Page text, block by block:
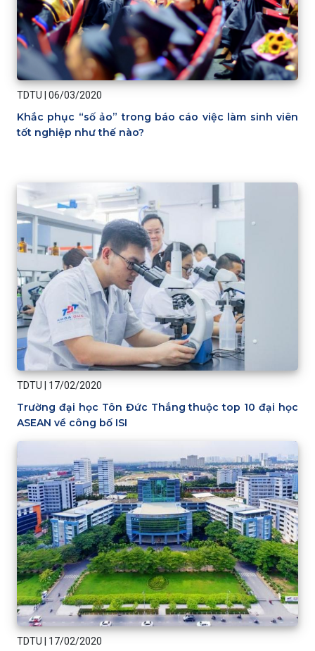
TDTU 06/03/2020
Khắc phục “số ảo” trong báo cáo việc làm sinh viên
tốt nghiệp như thế nào?
TDTU 17/02/2020
Trường đại học Tôn Đức Thắng thuộc top 10 đại học
ASEAN về công bố ISI
TDTU 17/02/2020